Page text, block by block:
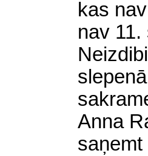
kas
nav
Anna